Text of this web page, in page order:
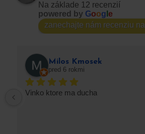
Na základe 12 recenzií
powered by Goog e
zanechajte nám recenziu na
Milos Kmosek
pred 6 rokmi
Vinko ktore ma ducha